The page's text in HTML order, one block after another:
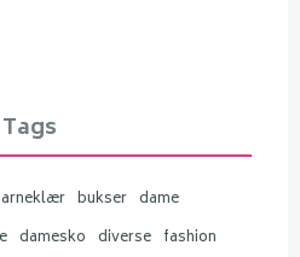
Tags
bukser dame
damesko diverse fashion